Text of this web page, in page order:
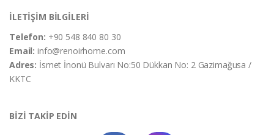
İLETİŞİM BİLGİLERİ
Telefon: +90 548 840 80 30
Email:info@renoirhome.com
Adres: İsmet İnonü Bulvarı No:50 Dükkan No: 2 Gazimağusa /
KKTC
BİZİ TAKİP EDİN